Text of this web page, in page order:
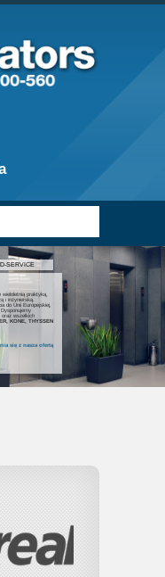
SERVICE
praktyką,
i inżynierską.
do Unii Europejskiej,
oraz wszelkich
KONE, THYSSEN
się z nasza ofertą